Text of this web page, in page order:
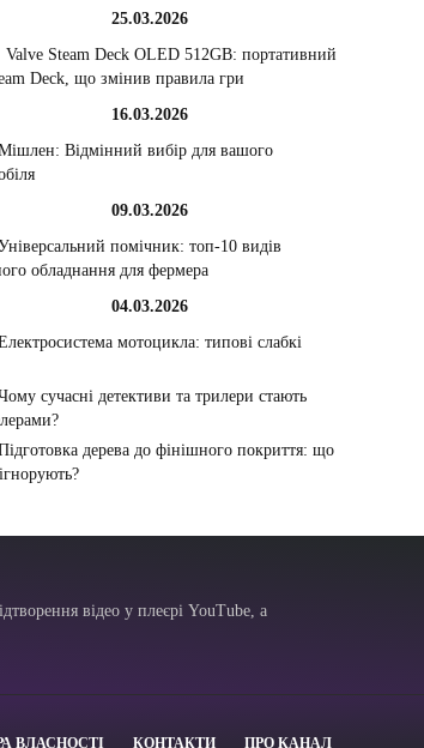
25.03.2026
Valve Steam Deck OLED 512GB: портативний
Deck, що змінив правила гри
16.03.2026
Відмінний вибір для вашого
09.03.2026
помічник: топ-10 видів
обладнання для фермера
04.03.2026
мотоцикла: типові слабкі
сучасні детективи та трилери стають
дерева до фінішного покриття: що
відео у плеєрі YouTube, а
ВЛАСНОСТІ КОНТАКТИ ПРО КАНАЛ